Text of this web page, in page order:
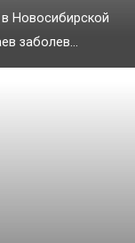
Новосибирской
заболев...